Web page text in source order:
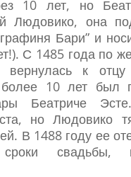
10 лет, но
Людовико, она
Бари” и
С 1485 года по
вернулась к
10 лет был
Беатриче
но Людовико
В 1488 году ее
сроки